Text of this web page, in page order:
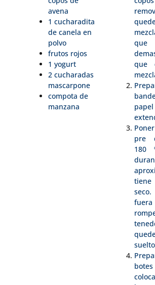
avena
1 cucharadita
de canela en
polvo
frutos rojos
1 yogurt
2 cucharadas
mascarpone
compota de
manzana
que
que
pre
180
tiene